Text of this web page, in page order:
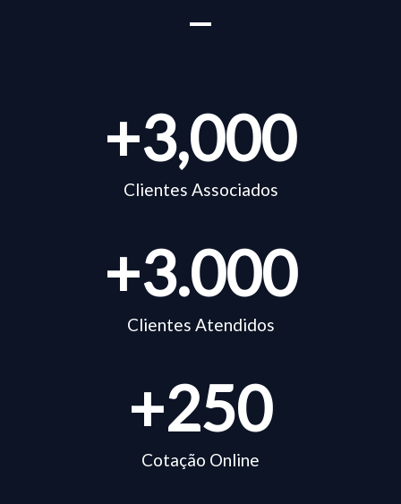
Clientes Associados
+3,000
Clientes Atendidos
+3.000
Cotação Online
+250